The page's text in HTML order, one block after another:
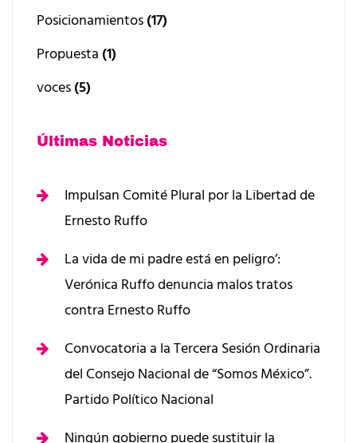
Posicionamientos(17)
Propuesta (1)
voces(5)
Últimas Noticias
Impulsan Comité Plural por la Libertad de
Ernesto Ruffo
La vida de mi padre está en peligro’:
Verónica Ruffo denuncia malos tratos
contra Ernesto Ruffo
Convocatoria a la Tercera Sesión Ordinaria
del Consejo Nacional de “Somos México”.
Partido Político Nacional
Ningún gobierno puede sustituir la